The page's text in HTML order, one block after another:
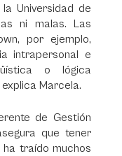
Universidad de
ni malas. Las
por ejemplo,
intrapersonal e
o lógica
Marcela.
de Gestión
que tener
traído muchos